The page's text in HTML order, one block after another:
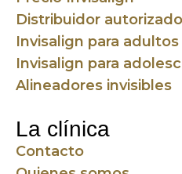
Distribuidor
Invisalign para adultos
Invisalign para
Alineadores invisibles
La clínica
Contacto